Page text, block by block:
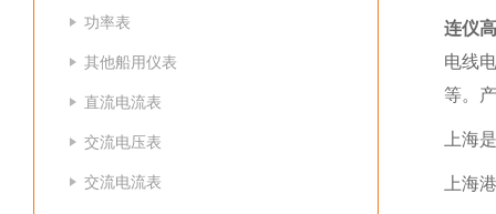
功率表
其他船用仪表
直流电流表
交流电压表
交流电流表
连仪
电线
等。
上海
上海